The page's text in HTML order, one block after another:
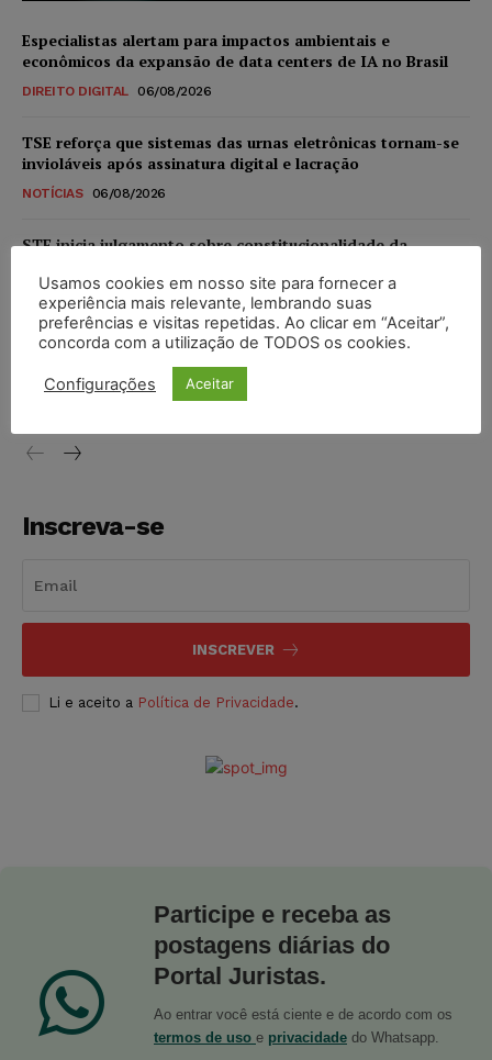
Especialistas alertam para impactos ambientais e
econômicos da expansão de data centers de IA no Brasil
DIREITO DIGITAL 06/08/2026
TSE reforça que sistemas das urnas eletrônicas tornam-se
invioláveis após assinatura digital e lacração
NOTÍCIAS 06/08/2026
STF inicia julgamento sobre constitucionalidade da
06/08/2026
Projeto proíbe venda de vapes para nascidos a partir de
06/08/2026
Inscreva-se
INSCREVER
Li e aceito a Política de Privacidade.
Participe e receba as
postagens diárias do
Portal Juristas.
Ao entrar você está ciente e de acordo com os
termos de uso e privacidade do Whatsapp.
Usamos cookies em nosso site para fornecer a
experiência mais relevante, lembrando suas
preferências e visitas repetidas. Ao clicar em “Aceitar”,
concorda com a utilização de TODOS os cookies.
Configurações Aceitar